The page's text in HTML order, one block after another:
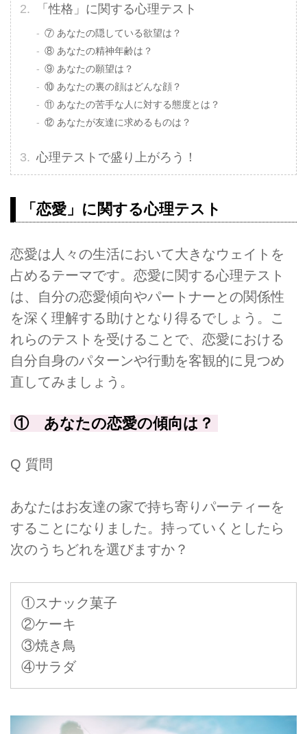
「性格」に関する心理テスト
⑦ あなたの隠している欲望は？
⑧ あなたの精神年齢は？
⑨ あなたの願望は？
⑩ あなたの裏の顔はどんな顔？
⑪ あなたの苦手な人に対する態度とは？
⑫ あなたが友達に求めるものは？
心理テストで盛り上がろう！
「恋愛」に関する心理テスト
恋愛は人々の生活において大きなウェイトを
占めるテーマです。恋愛に関する心理テスト
は、自分の恋愛傾向やパートナーとの関係性
を深く理解する助けとなり得るでしょう。こ
れらのテストを受けることで、恋愛における
自分自身のパターンや行動を客観的に見つめ
直してみましょう。
① あなたの恋愛の傾向は？
Q 質問
あなたはお友達の家で持ち寄りパーティーを
することになりました。持っていくとしたら
次のうちどれを選びますか？
①スナック菓子
②ケーキ
③焼き鳥
④サラダ